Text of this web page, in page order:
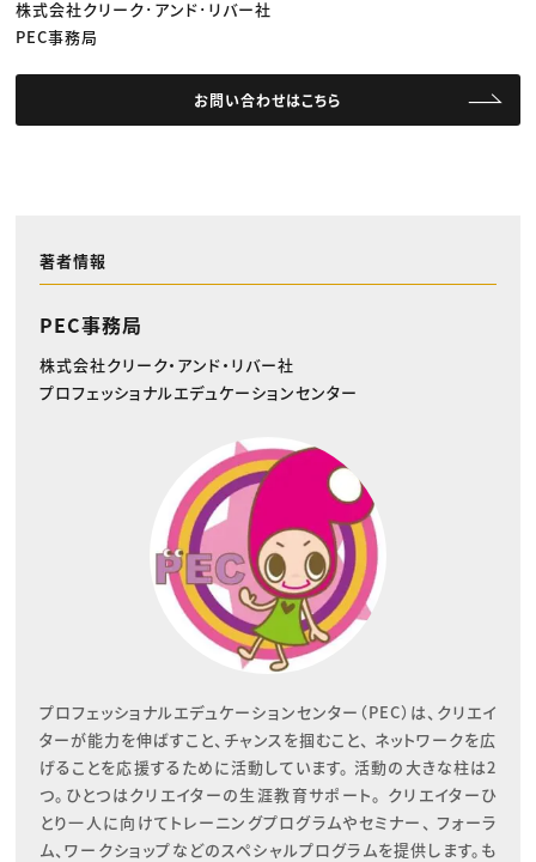
株式会社クリーク･アンド･リバー社
PEC事務局
お問い合わせはこちら
著者情報
PEC事務局
株式会社クリーク・アンド・リバー社
プロフェッショナルエデュケーションセンター
プロフェッショナルエデュケーションセンター（PEC）は、クリエイ
ターが能力を伸ばすこと、チャンスを掴むこと、 ネットワークを広
げることを応援するために活動しています。 活動の大きな柱は2
つ。ひとつはクリエイターの生涯教育サポート。 クリエイターひ
とり一人に向けてトレーニングプログラムやセミナー、 フォーラ
ム、ワークショップなどのスペシャルプログラムを提供します。も